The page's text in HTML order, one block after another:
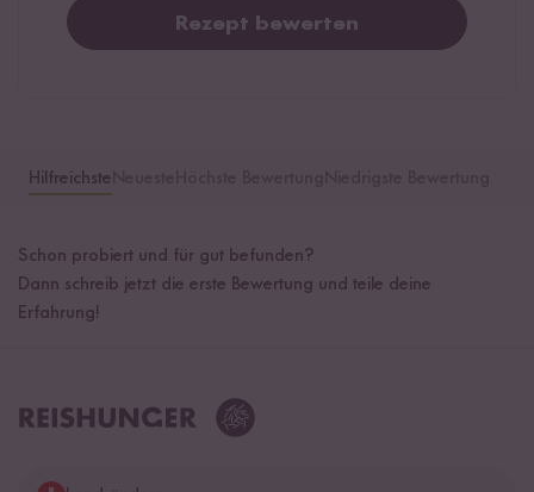
Rezept bewerten
Hilfreichste
Schon probiert und für gut befunden?
Dann schreib jetzt die erste Bewertung und teile deine
Erfahrung!